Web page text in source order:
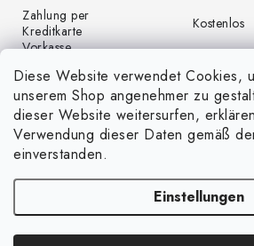
Diese Website verwendet Cookies,
unserem Shop angenehmer zu
dieser Website weitersurfen,
Verwendung dieser Daten gemäß
einverstanden.
Einstellungen
Zahlung per
Kreditkarte
Kostenlos
Vorkasse
Zahlung per PayPal
Kostenlos
Nachnahme
€4,00
Copyright 2026GrünGarten.de. Alle